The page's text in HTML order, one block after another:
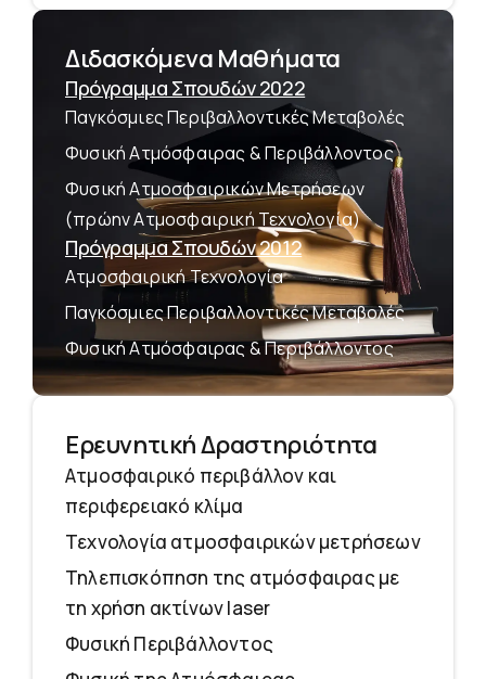
Διδασκόμενα Μαθήματα
Πρόγραμμα Σπουδών 2022
Παγκόσμιες Περιβαλλοντικές Μεταβολές
Φυσική Ατμόσφαιρας & Περιβάλλοντος
Φυσική Ατμοσφαιρικών Μετρήσεων
(πρώην Ατμοσφαιρική Τεχνολογία)
Πρόγραμμα Σπουδών 2012
Ατμοσφαιρική Τεχνολογία
Παγκόσμιες Περιβαλλοντικές Μεταβολές
Φυσική Ατμόσφαιρας & Περιβάλλοντος
Ερευνητική Δραστηριότητα
Ατμοσφαιρικό περιβάλλον και
περιφερειακό κλίμα
Τεχνολογία ατμοσφαιρικών μετρήσεων
Τηλεπισκόπηση της ατμόσφαιρας με
τη χρήση ακτίνων laser
Φυσική Περιβάλλοντος